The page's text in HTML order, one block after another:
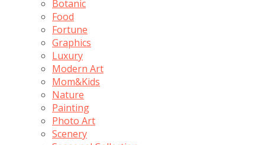
Botanic
Food
Fortune
Graphics
Luxury
Modern Art
Mom&Kids
Nature
Painting
Photo Art
Scenery